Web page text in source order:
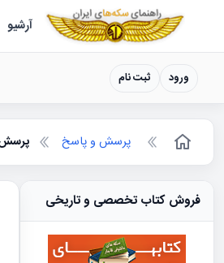
سکه ها ؛ راهنمای سکهآرشیو
ورود ثبت نام
پرسش و پاسخ پرسش:
فروش کتاب تخصصی و تاریخی